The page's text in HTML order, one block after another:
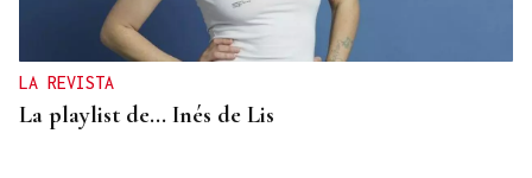
LA REVISTA
La playlist de... Inés de Lis